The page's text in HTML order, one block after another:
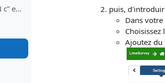
Conditions “if a OR b THEN c” et "if a AND b THEN c"
puis,
Dans
Choisissez
Ajoutez du